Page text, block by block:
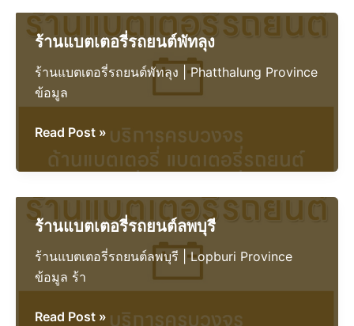
หนองคาย
ร้านแบตเตอรี่รถยนต์พัทลุง
ร้านแบตเตอรี่รถยนต์พัทลุง | Phatthalung Province
ข้อมูล
ร้าน
แบตเตอรี่
รถยนต์
พัทลุง
Read Post »
ร้านแบตเตอรี่รถยนต์ลพบุรี
ร้านแบตเตอรี่รถยนต์ลพบุรี | Lopburi Province
ข้อมูล ร้า
ร้าน
Read Post »